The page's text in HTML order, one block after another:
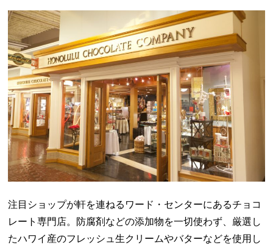
注目ショップが軒を連ねるワード・センターにあるチョコ
レート専門店。防腐剤などの添加物を一切使わず、厳選し
たハワイ産のフレッシュ生クリームやバターなどを使用し